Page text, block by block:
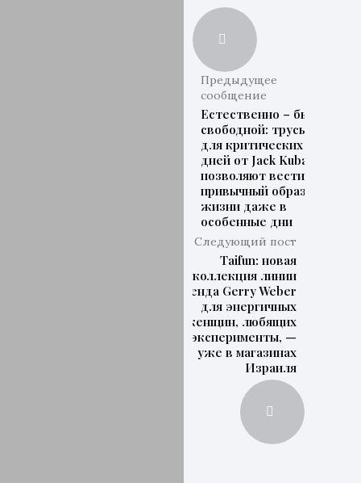
Предыдущее
сообщение
Естественно – быть
свободной: трусы
для критических
дней от Jack Kuba
позволяют вести
привычный образ
жизни даже в
особенные дни
Следующий пост
Taifun: новая
коллекция линии
бренда Gerry Weber
для энергичных
женщин, любящих
эксперименты, —
уже в магазинах
Израиля